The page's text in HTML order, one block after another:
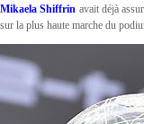
Mikaela Shiffrin avait déjà
sur la plus haute marche du